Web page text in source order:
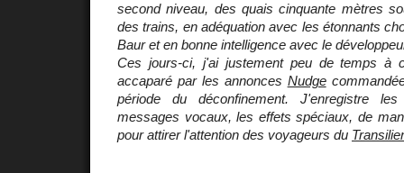
second niveau, des quais cinquante mètres
des trains, en adéquation avec les étonnants
Baur et en bonne intelligence avec le
Ces jours-ci, j'ai justement peu de temps à
accaparé par les annonces Nudge
période du déconfinement. J'enregistre
messages vocaux, les effets spéciaux, de
pour attirer l'attention des voyageurs du